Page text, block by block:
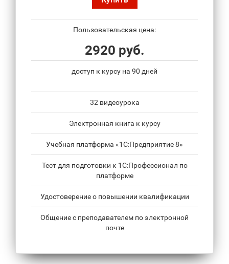
Пользовательская цена:
2920 руб.
доступ к курсу на 90 дней
32 видеоурока
Электронная книга к курсу
Учебная платформа «1С:Предприятие 8»
Тест для подготовки к 1С:Профессионал по
платформе
Удостоверение о повышении квалификации
Общение с преподавателем по электронной
почте